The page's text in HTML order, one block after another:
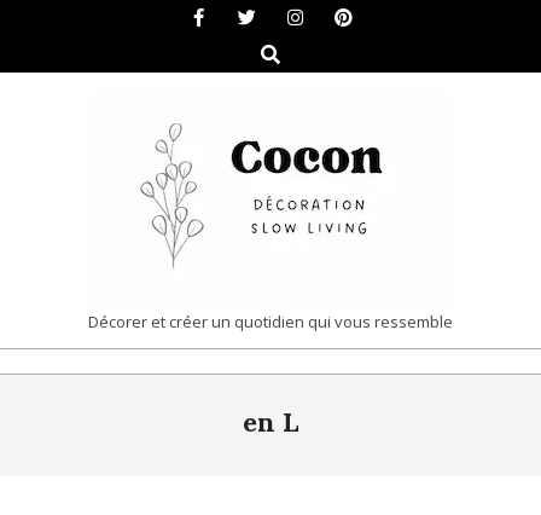
content
Search
COCON
|
DÉCORATION
Décorer et créer un quotidien qui vous ressemble
en L